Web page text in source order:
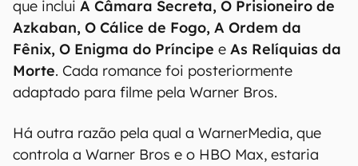
que inclui A Câmara Secreta, O Prisioneiro de
Azkaban, O Cálice de Fogo, A Ordem da
Fênix, O Enigma do Príncipe e As Relíquias da
Morte. Cada romance foi posteriormente
adaptado para filme pela Warner Bros.
Há outra razão pela qual a WarnerMedia, que
controla a Warner Bros e o HBO Max, estaria